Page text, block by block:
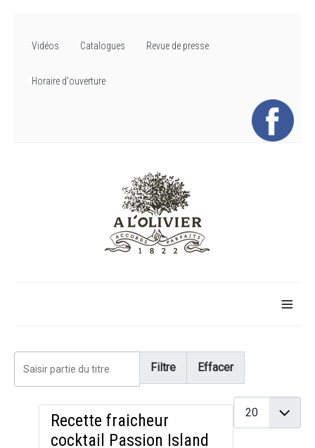
Vidéos Catalogues Revue de presse
Horaire d'ouverture
≡
Filtre Effacer
Recette fraicheur
cocktail Passion Island